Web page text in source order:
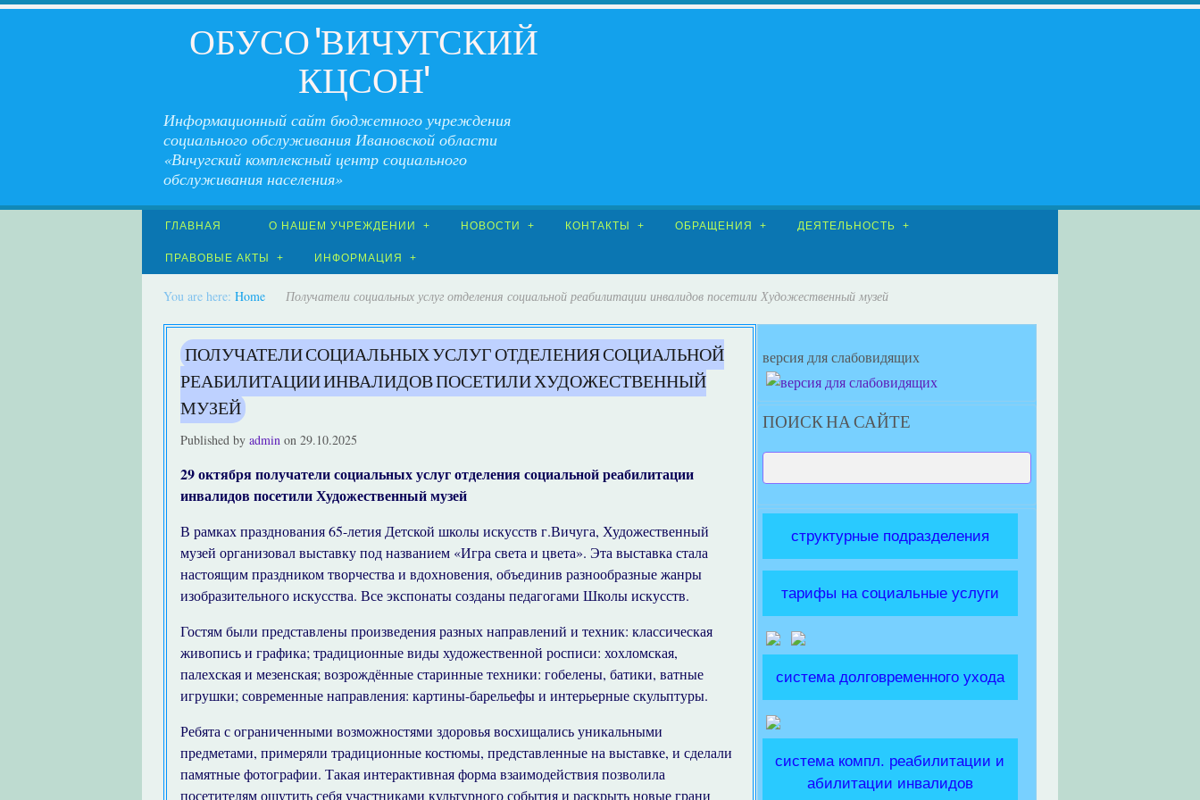
ОБУСО "ВИЧУГСКИЙ
КЦСОН"
Информационный сайт бюджетного учреждения
социального обслуживания Ивановской области
«Вичугский комплексный центр социального
обслуживания населения»
ГЛАВНАЯ О НАШЕМ УЧРЕЖДЕНИИ НОВОСТИ КОНТАКТЫ ОБРАЩЕНИЯ ДЕЯТЕЛЬНОСТЬ
ПРАВОВЫЕ АКТЫ ИНФОРМАЦИЯ
You are here: Home Получатели социальных услуг отделения социальной реабилитации инвалидов посетили Художественный музей
ПОЛУЧАТЕЛИ СОЦИАЛЬНЫХ УСЛУГ ОТДЕЛЕНИЯ СОЦИАЛЬНОЙ
РЕАБИЛИТАЦИИ ИНВАЛИДОВ ПОСЕТИЛИ ХУДОЖЕСТВЕННЫЙ
МУЗЕЙ
Published by admin on 29.10.2025
29 октября получатели социальных услуг отделения социальной реабилитации
инвалидов посетили Художественный музей
В рамках празднования 65-летия Детской школы искусств г.Вичуга, Художественный
музей организовал выставку под названием «Игра света и цвета». Эта выставка стала
настоящим праздником творчества и вдохновения, объединив разнообразные жанры
изобразительного искусства. Все экспонаты созданы педагогами Школы искусств.
Гостям были представлены произведения разных направлений и техник: классическая
живопись и графика; традиционные виды художественной росписи: хохломская,
палехская и мезенская; возрождённые старинные техники: гобелены, батики, ватные
игрушки; современные направления: картины-барельефы и интерьерные скульптуры.
Ребята с ограниченными возможностями здоровья восхищались уникальными
предметами, примеряли традиционные костюмы, представленные на выставке, и сделали
памятные фотографии. Такая интерактивная форма взаимодействия позволила
посетителям ощутить себя участниками культурного события и раскрыть новые грани
версия для слабовидящих
ПОИСК НА САЙТЕ
структурные подразделения
тарифы на социальные услуги
система долговременного ухода
система компл. реабилитации и
абилитации инвалидов